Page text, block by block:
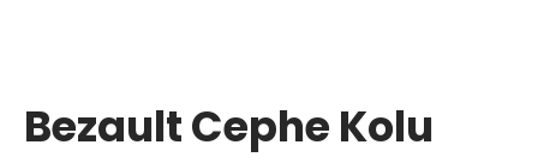
Bezault Cephe Kolu